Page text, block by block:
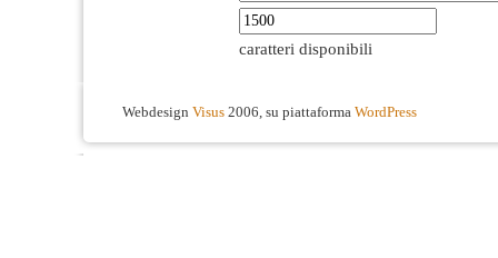
caratteri disponibili
Webdesign Visus 2006, su piattaforma WordPress